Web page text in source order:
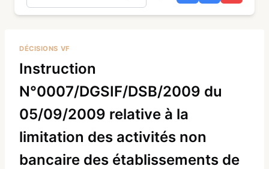
DÉCISIONS VF
Instruction
N°0007/DGSIF/DSB/2009 du
05/09/2009 relative à la
limitation des activités non
bancaire des établissements de